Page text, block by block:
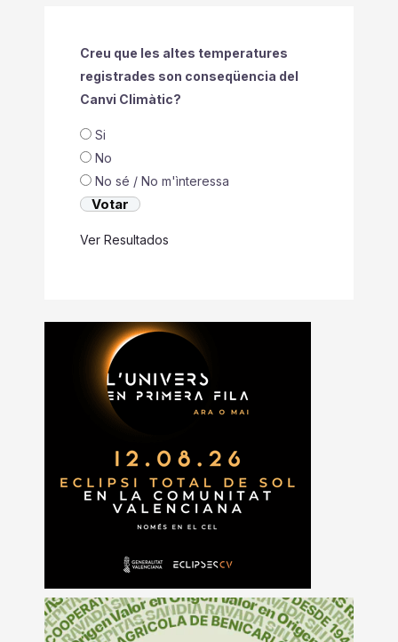
Creu que les altes temperatures
registrades son conseqüencia del
Canvi Climàtic?
Si
No
No sé / No m'ìnteressa
Ver Resultados